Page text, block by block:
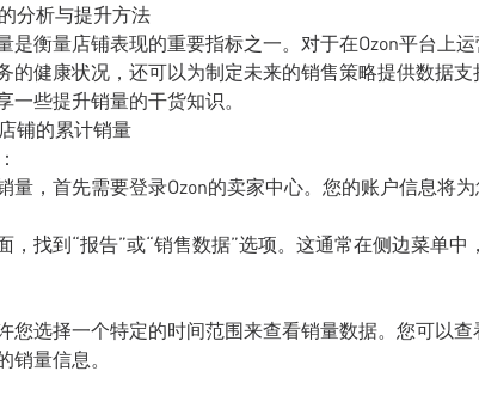
分析与提升方法
是衡量店铺表现的重要指标之一。对于在Ozon平台上
的健康状况，还可以为制定未来的销售策略提供数据
一些提升销量的干货知识。
铺的累计销量
量，首先需要登录Ozon的卖家中心。您的账户信息将为
，找到“报告”或“销售数据”选项。这通常在侧边菜单
您选择一个特定的时间范围来查看销量数据。您可以
销量信息。